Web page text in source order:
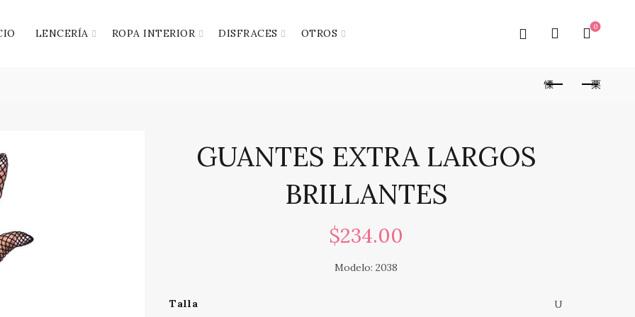
LENCERÍA ROPA INTERIOR DISFRACES OTROS
0
GUANTES EXTRA LARGOS
BRILLANTES
$234.00
Modelo: 2038
Talla U